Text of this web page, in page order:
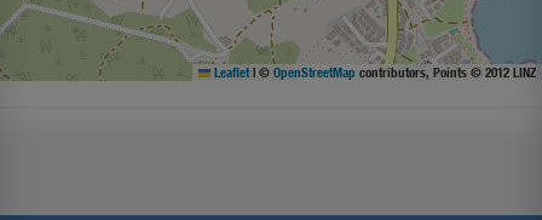
Leaflet | © OpenStreetMap contributors, Points © 2012 LINZ